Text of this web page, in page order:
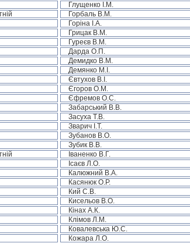
Глущенко І.М.
Горбаль В.М.
Горіна І.А.
Грицак В.М.
Гуреєв В.М.
Дарда О.П.
Демидко В.М.
Демянко М.І.
Євтухов В.І.
Єгоров О.М.
Єфремов О.С.
Забарський В.В.
Засуха Т.В.
Зварич І.Т.
Зубанов В.О.
Зубик В.В.
Іваненко В.Г.
Ісаєв Л.О.
Калюжний В.А.
Касянюк О.Р.
Кий С.В.
Кисельов В.О.
Кінах А.К.
Клімов Л.М.
Ковалевська Ю.С.
Кожара Л.О.